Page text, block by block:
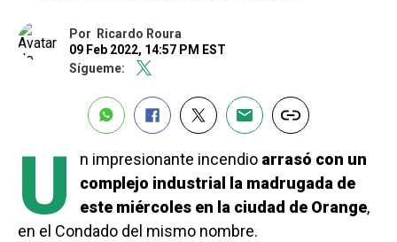
Por
Ricardo Roura
09 Feb 2022, 14:57 PM EST
Sígueme:
U n impresionante incendio arrasó con un
complejo industrial la madrugada de
este miércoles en la ciudad de Orange,
en el Condado del mismo nombre.